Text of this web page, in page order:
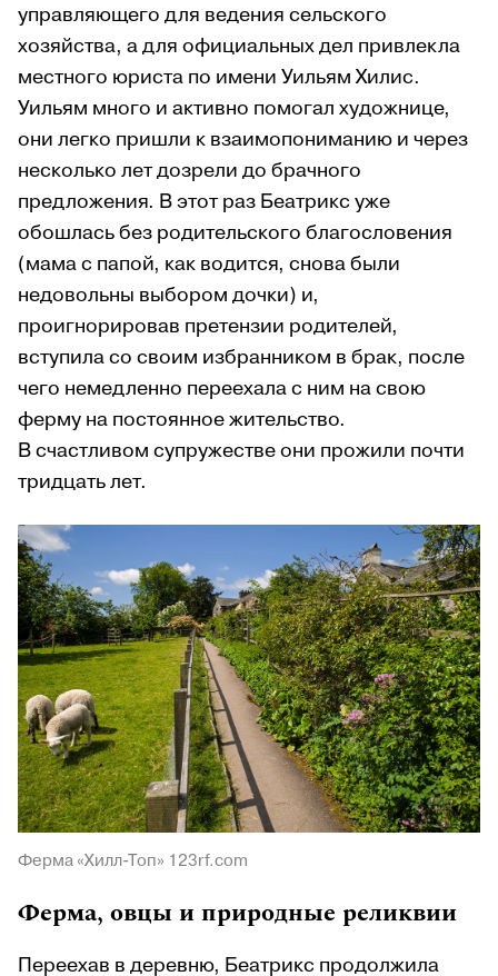
управляющего для ведения сельского
хозяйства, а для официальных дел привлекла
местного юриста по имени Уильям Хилис.
Уильям много и активно помогал художнице,
они легко пришли к взаимопониманию и через
несколько лет дозрели до брачного
предложения. В этот раз Беатрикс уже
обошлась без родительского благословения
(мама с папой, как водится, снова были
недовольны выбором дочки) и,
проигнорировав претензии родителей,
вступила со своим избранником в брак, после
чего немедленно переехала с ним на свою
ферму на постоянное жительство.
В счастливом супружестве они прожили почти
тридцать лет.
Ферма «Хилл-Топ» 123rf.com
Ферма, овцы и природные реликвии
Переехав в деревню, Беатрикс продолжила